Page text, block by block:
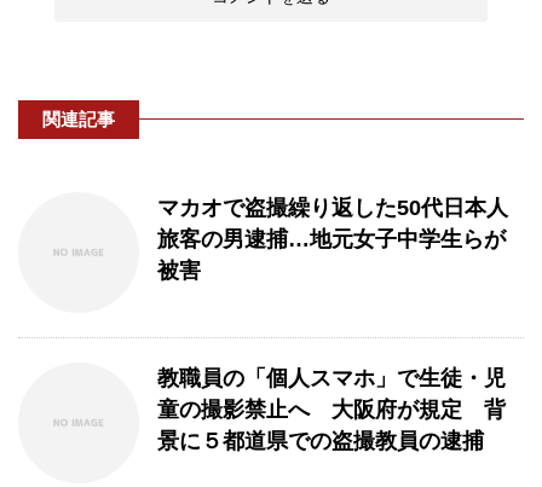
関連記事
マカオで盗撮繰り返した50代日本人
旅客の男逮捕…地元女子中学生らが
被害
教職員の「個人スマホ」で生徒・児
童の撮影禁止へ 大阪府が規定 背
景に５都道県での盗撮教員の逮捕